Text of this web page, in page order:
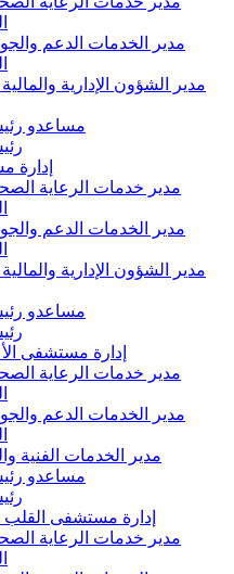
مدير الخدمات الدعم
مدير الشؤون الإدارية
مساعدو
إدارة
مدير خدمات الرعاية
مدير الخدمات الدعم
مدير الشؤون الإدارية
مساعدو
إدارة مستشفى
مدير خدمات الرعاية
مدير الخدمات الدعم
مدير الخدمات الفنية
مساعدو
إدارة مستشفى القلب
مدير خدمات الرعاية